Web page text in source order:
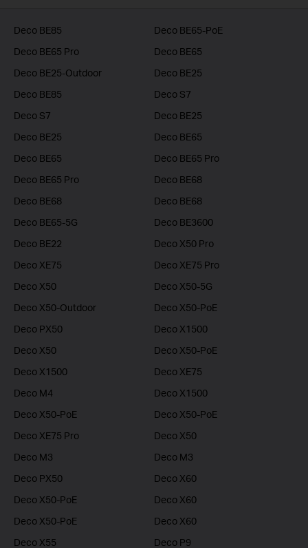
Deco BE85
Deco BE65-PoE
Deco BE65 Pro
Deco BE65
Deco BE25-Outdoor
Deco BE25
Deco BE85
Deco S7
Deco S7
Deco BE25
Deco BE25
Deco BE65
Deco BE65
Deco BE65 Pro
Deco BE65 Pro
Deco BE68
Deco BE68
Deco BE68
Deco BE65-5G
Deco BE3600
Deco BE22
Deco X50 Pro
Deco XE75
Deco XE75 Pro
Deco X50
Deco X50-5G
Deco X50-Outdoor
Deco X50-PoE
Deco PX50
Deco X1500
Deco X50
Deco X50-PoE
Deco X1500
Deco XE75
Deco M4
Deco X1500
Deco X50-PoE
Deco X50-PoE
Deco XE75 Pro
Deco X50
Deco M3
Deco M3
Deco PX50
Deco X60
Deco X50-PoE
Deco X60
Deco X50-PoE
Deco X60
Deco X55
Deco P9